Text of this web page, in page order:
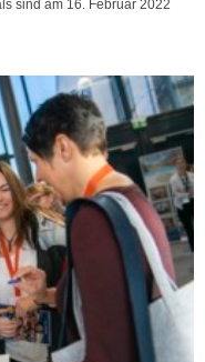
sind am 16. Februar 2022